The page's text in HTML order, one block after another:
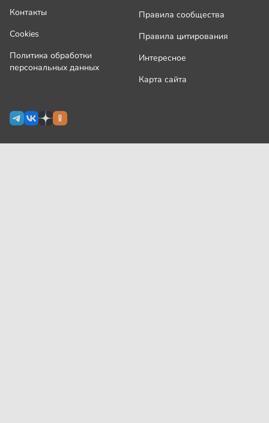
Контакты
Cookies
Политика обработки
персональных данных
Правила сообщества
Правила цитирования
Интересное
Карта сайта